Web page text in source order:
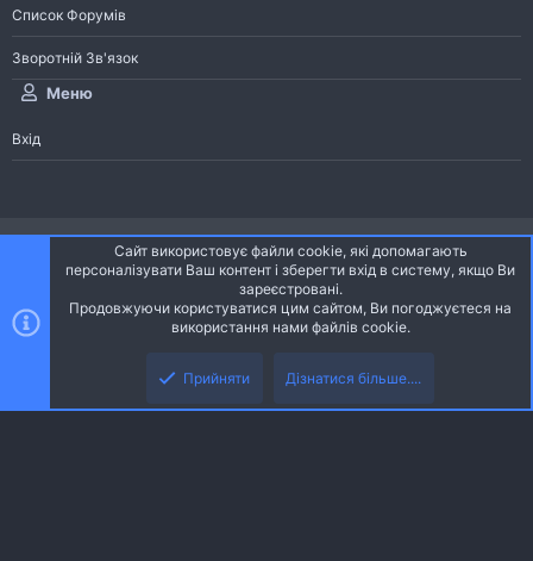
Список Форумів
Зворотній Зв'язок
Меню
Вхід
Ніч
Українська (UA)
S
Community platform by XenForo® © 2010-2026 XenForo Ltd.
Community platform by XenForo © 2010-2022 XenForo Ltd. | dev: Pages
Сайт використовує файли cookie, які допомагають
персоналізувати Ваш контент і зберегти вхід в систему, якщо Ви
зареєстровані.
Продовжуючи користуватися цим сайтом, Ви погоджуєтеся на
використання нами файлів cookie.
Прийняти Дізнатися більше....